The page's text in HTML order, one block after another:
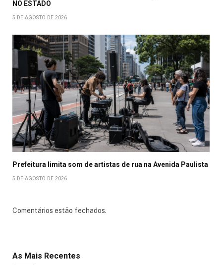
NO ESTADO
5 DE AGOSTO DE 2026
Prefeitura limita som de artistas de rua na Avenida Paulista
5 DE AGOSTO DE 2026
Comentários estão fechados.
As Mais Recentes